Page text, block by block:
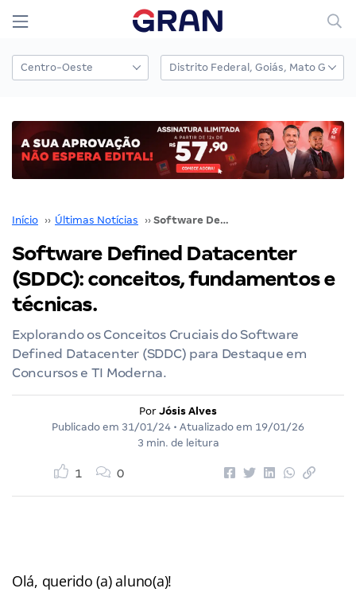
Início ›› Últimas Notícias ›› Software Defined Datacenter (SDDC): conceitos, fundamentos e técnicas.
Software Defined Datacenter
(SDDC): conceitos, fundamentos e
técnicas.
Explorando os Conceitos Cruciais do Software
Defined Datacenter (SDDC) para Destaque em
Concursos e TI Moderna.
Por Jósis Alves
Publicado em 31/01/24 • Atualizado em 19/01/26
3 min. de leitura
1 0
Olá, querido (a) aluno(a)!